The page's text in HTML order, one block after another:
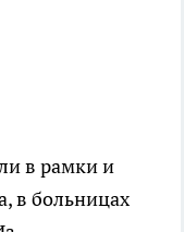
в рамки и
в больницах